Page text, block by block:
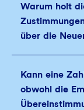
Warum holt
über die
Kann eine
obwohl die